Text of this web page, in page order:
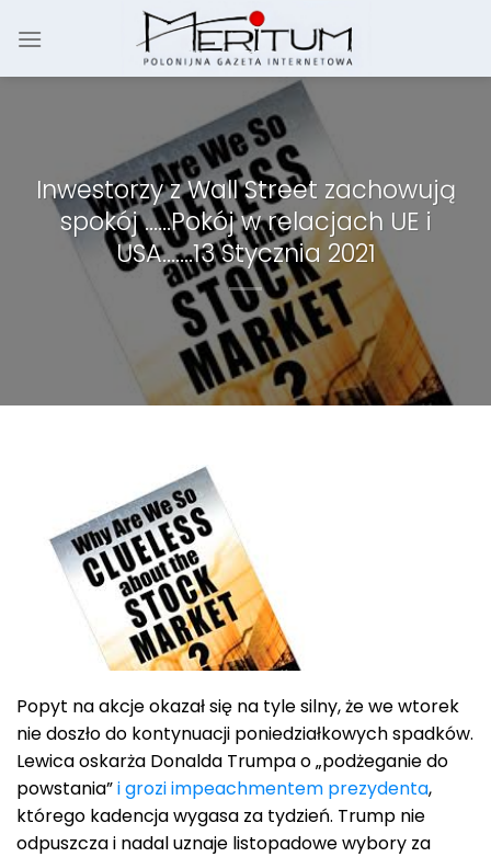
Inwestorzy z Wall Street zachowują
spokój ……Pokój w relacjach UE i
USA…….13 Stycznia 2021
Popyt na akcje okazał się na tyle silny, że we wtorek
nie doszło do kontynuacji poniedziałkowych spadków.
Lewica oskarża Donalda Trumpa o „podżeganie do
powstania”i grozi impeachmentem prezydenta,
którego kadencja wygasa za tydzień. Trump nie
odpuszcza i nadal uznaje listopadowe wybory za